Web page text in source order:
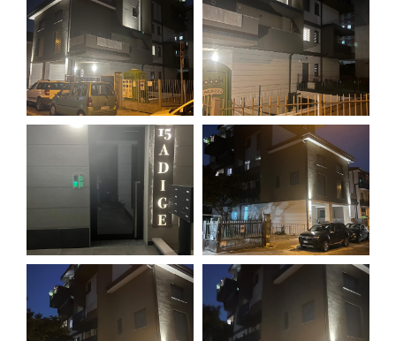
LISSONE
MONZA
MILANO
VAREDO
SEREGNO
SESTO SAN GIOVANNI
ZEROPENSIERI
CHI SIAMO
CONTATTI